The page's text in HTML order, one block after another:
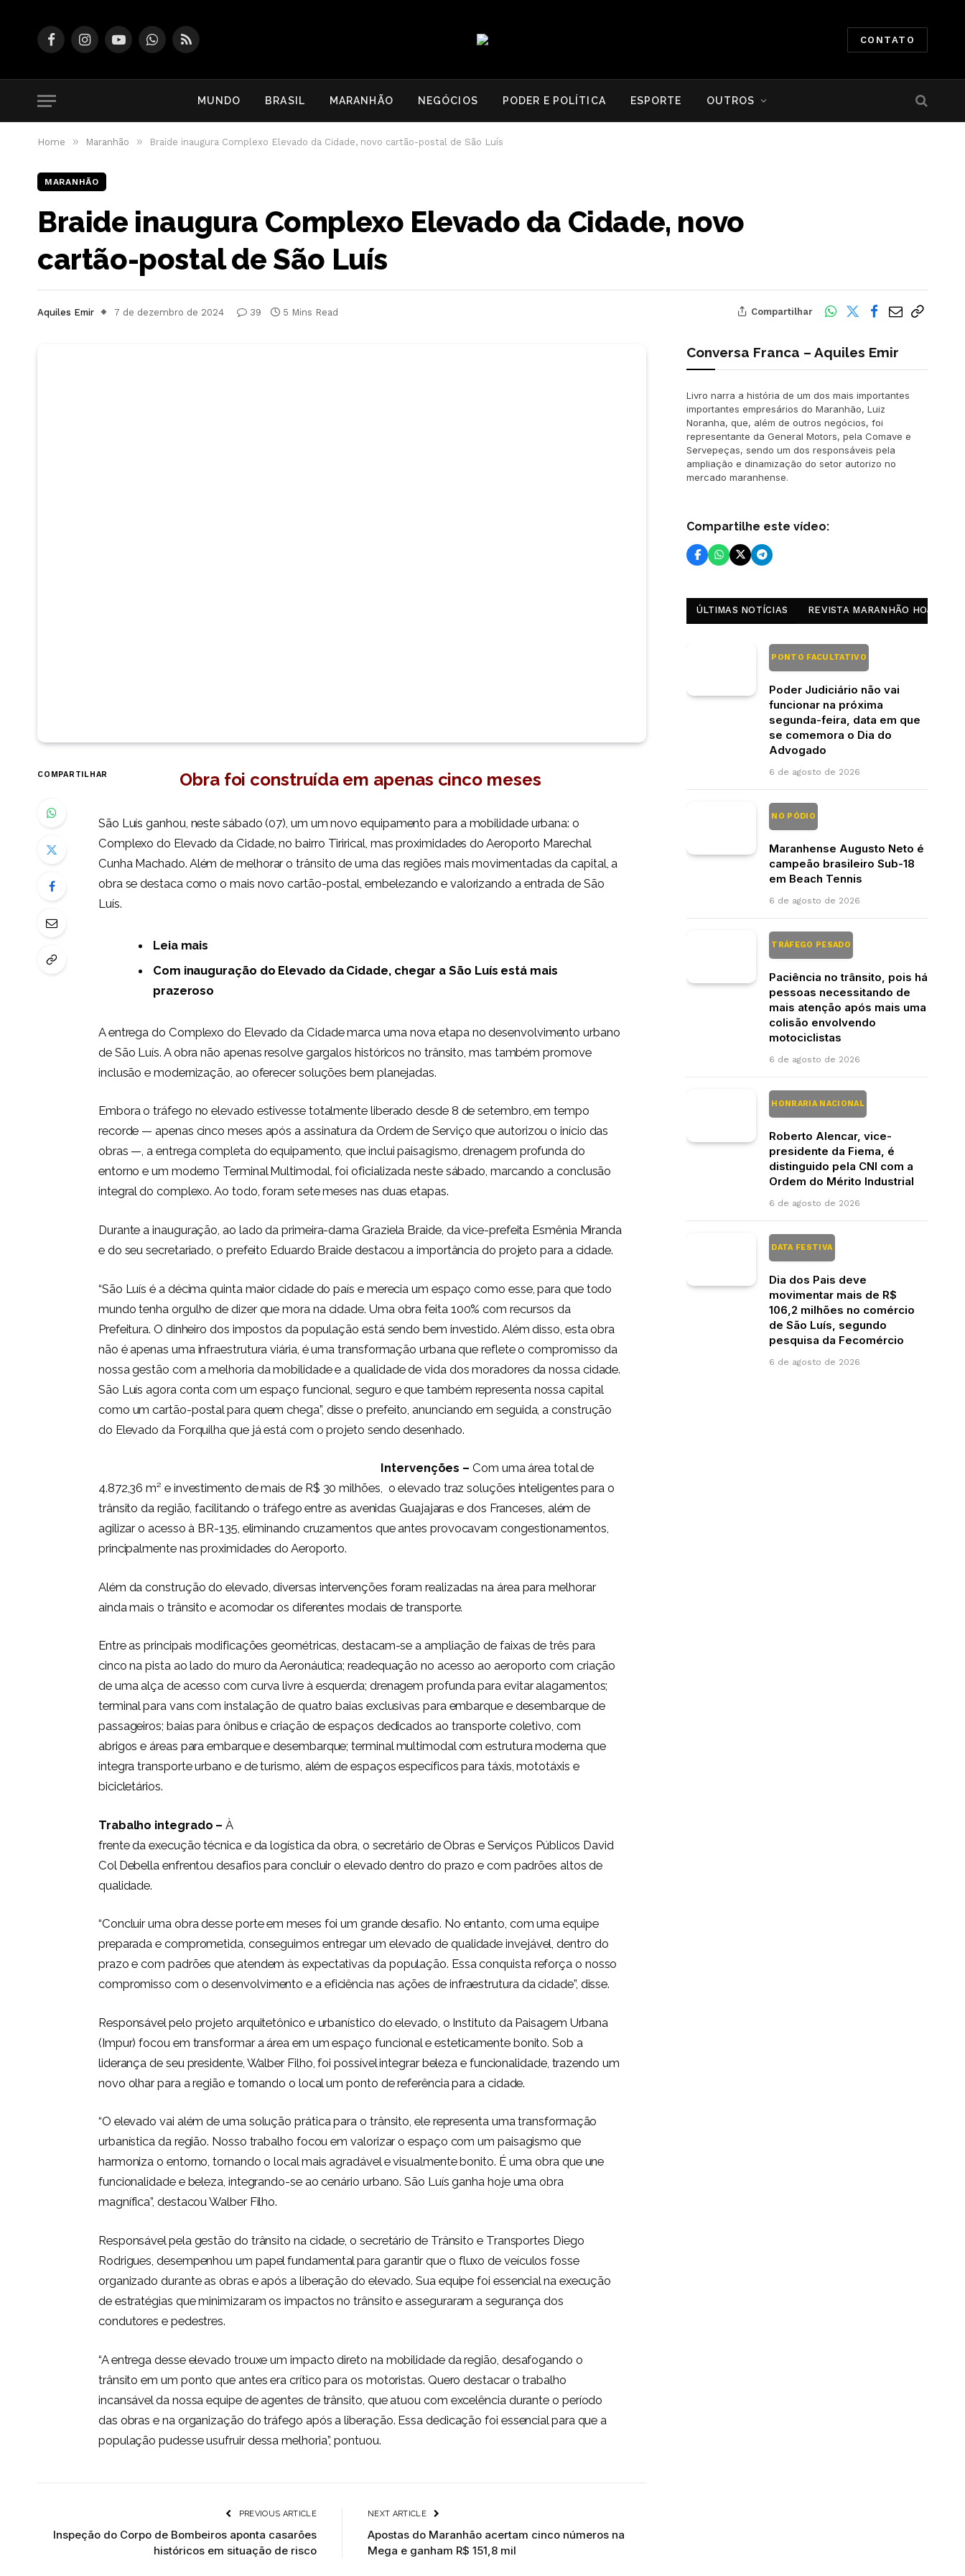
FacebookInstagramYouTubeWhatsApp
RSS
CONTATO
MUNDO BRASIL MARANHÃO NEGÓCIOS PODER E POLÍTICA ESPORTE OUTROS
Home » Maranhão » Braide inaugura Complexo Elevado da Cidade, novo cartão-postal de São Luís
MARANHÃO
Braide inaugura Complexo Elevado da Cidade, novo
cartão-postal de São Luís
Aquiles Emir 7 de dezembro de 2024 39 5 Mins Read Compartilhar
COMPARTILHAR Obra foi construída em apenas cinco meses
São Luís ganhou, neste sábado (07), um um novo equipamento para a mobilidade urbana: o
Complexo do Elevado da Cidade, no bairro Tirirical, mas proximidades do Aeroporto Marechal
Cunha Machado. Além de melhorar o trânsito de uma das regiões mais movimentadas da capital, a
obra se destaca como o mais novo cartão-postal, embelezando e valorizando a entrada de São
Luís.
Leia mais
Com inauguração do Elevado da Cidade, chegar a São Luís está mais
prazeroso
A entrega do Complexo do Elevado da Cidade marca uma nova etapa no desenvolvimento urbano
de São Luís. A obra não apenas resolve gargalos históricos no trânsito, mas também promove
inclusão e modernização, ao oferecer soluções bem planejadas.
Embora o tráfego no elevado estivesse totalmente liberado desde 8 de setembro, em tempo
recorde — apenas cinco meses após a assinatura da Ordem de Serviço que autorizou o início das
obras —, a entrega completa do equipamento, que inclui paisagismo, drenagem profunda do
entorno e um moderno Terminal Multimodal, foi oficializada neste sábado, marcando a conclusão
integral do complexo. Ao todo, foram sete meses nas duas etapas.
Durante a inauguração, ao lado da primeira-dama Graziela Braide, da vice-prefeita Esmênia Miranda
e do seu secretariado, o prefeito Eduardo Braide destacou a importância do projeto para a cidade.
“São Luís é a décima quinta maior cidade do país e merecia um espaço como esse, para que todo
mundo tenha orgulho de dizer que mora na cidade. Uma obra feita 100% com recursos da
Prefeitura. O dinheiro dos impostos da população está sendo bem investido. Além disso, esta obra
não é apenas uma infraestrutura viária, é uma transformação urbana que reflete o compromisso da
nossa gestão com a melhoria da mobilidade e a qualidade de vida dos moradores da nossa cidade.
São Luís agora conta com um espaço funcional, seguro e que também representa nossa capital
como um cartão-postal para quem chega”, disse o prefeito, anunciando em seguida, a construção
do Elevado da Forquilha que já está com o projeto sendo desenhado.
Intervenções –Com uma área total de
4.872,36 m² e investimento de mais de R$ 30 milhões, o elevado traz soluções inteligentes para o
trânsito da região, facilitando o tráfego entre as avenidas Guajajaras e dos Franceses, além de
agilizar o acesso à BR-135, eliminando cruzamentos que antes provocavam congestionamentos,
principalmente nas proximidades do Aeroporto.
Além da construção do elevado, diversas intervenções foram realizadas na área para melhorar
ainda mais o trânsito e acomodar os diferentes modais de transporte.
Entre as principais modificações geométricas, destacam-se a ampliação de faixas de três para
cinco na pista ao lado do muro da Aeronáutica; readequação no acesso ao aeroporto com criação
de uma alça de acesso com curva livre à esquerda; drenagem profunda para evitar alagamentos;
terminal para vans com instalação de quatro baias exclusivas para embarque e desembarque de
passageiros; baias para ônibus e criação de espaços dedicados ao transporte coletivo, com
abrigos e áreas para embarque e desembarque; terminal multimodal com estrutura moderna que
integra transporte urbano e de turismo, além de espaços específicos para táxis, mototáxis e
bicicletários.
Trabalho integrado –À
frente da execução técnica e da logística da obra, o secretário de Obras e Serviços Públicos David
Col Debella enfrentou desafios para concluir o elevado dentro do prazo e com padrões altos de
qualidade.
“Concluir uma obra desse porte em meses foi um grande desafio. No entanto, com uma equipe
preparada e comprometida, conseguimos entregar um elevado de qualidade invejável, dentro do
prazo e com padrões que atendem às expectativas da população. Essa conquista reforça o nosso
compromisso com o desenvolvimento e a eficiência nas ações de infraestrutura da cidade”, disse.
Responsável pelo projeto arquitetônico e urbanístico do elevado, o Instituto da Paisagem Urbana
(Impur) focou em transformar a área em um espaço funcional e esteticamente bonito. Sob a
liderança de seu presidente, Walber Filho, foi possível integrar beleza e funcionalidade, trazendo um
novo olhar para a região e tornando o local um ponto de referência para a cidade.
“O elevado vai além de uma solução prática para o trânsito, ele representa uma transformação
urbanística da região. Nosso trabalho focou em valorizar o espaço com um paisagismo que
harmoniza o entorno, tornando o local mais agradável e visualmente bonito. É uma obra que une
funcionalidade e beleza, integrando-se ao cenário urbano. São Luís ganha hoje uma obra
magnífica”, destacou Walber Filho.
Responsável pela gestão do trânsito na cidade, o secretário de Trânsito e Transportes Diego
Rodrigues, desempenhou um papel fundamental para garantir que o fluxo de veículos fosse
organizado durante as obras e após a liberação do elevado. Sua equipe foi essencial na execução
de estratégias que minimizaram os impactos no trânsito e asseguraram a segurança dos
condutores e pedestres.
“A entrega desse elevado trouxe um impacto direto na mobilidade da região, desafogando o
trânsito em um ponto que antes era crítico para os motoristas. Quero destacar o trabalho
incansável da nossa equipe de agentes de trânsito, que atuou com excelência durante o período
das obras e na organização do tráfego após a liberação. Essa dedicação foi essencial para que a
população pudesse usufruir dessa melhoria”, pontuou.
PREVIOUS ARTICLE
Inspeção do Corpo de Bombeiros aponta casarões
históricos em situação de risco
NEXT ARTICLE
Apostas do Maranhão acertam cinco números na
Mega e ganham R$ 151,8 mil
Conversa Franca – Aquiles Emir
Livro narra a história de um dos mais importantes
importantes empresários do Maranhão, Luiz
Noranha, que, além de outros negócios, foi
representante da General Motors, pela Comave e
Servepeças, sendo um dos responsáveis pela
ampliação e dinamização do setor autorizo no
mercado maranhense.
Compartilhe este vídeo:
ÚLTIMAS NOTÍCIAS REVISTA MARANHÃO HOJE
PONTO FACULTATIVO
Poder Judiciário não vai
funcionar na próxima
segunda-feira, data em que
se comemora o Dia do
Advogado
6 de agosto de 2026
NO PÓDIO
Maranhense Augusto Neto é
campeão brasileiro Sub-18
em Beach Tennis
6 de agosto de 2026
TRÁFEGO PESADO
Paciência no trânsito, pois há
pessoas necessitando de
mais atenção após mais uma
colisão envolvendo
motociclistas
6 de agosto de 2026
HONRARIA NACIONAL
Roberto Alencar, vice-
presidente da Fiema, é
distinguido pela CNI com a
Ordem do Mérito Industrial
6 de agosto de 2026
DATA FESTIVA
Dia dos Pais deve
movimentar mais de R$
106,2 milhões no comércio
de São Luís, segundo
pesquisa da Fecomércio
6 de agosto de 2026